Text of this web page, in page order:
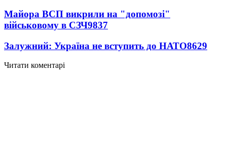
Майора ВСП викрили на "допомозі"
військовому в СЗЧ9837
Залужний: Україна не вступить до НАТО8629
Читати коментарі